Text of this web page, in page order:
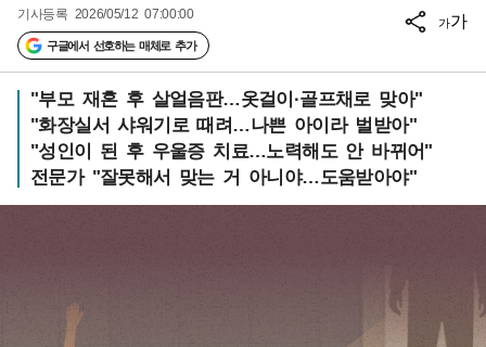
기사등록 2026/05/12 07:00:00
구글에서 선호하는 매체로 추가
가가
"부모 재혼 후 살얼음판…옷걸이·골프채로 맞아"
"화장실서 샤워기로 때려…나쁜 아이라 벌받아"
"성인이 된 후 우울증 치료…노력해도 안 바뀌어"
전문가 "잘못해서 맞는 거 아니야…도움받아야"